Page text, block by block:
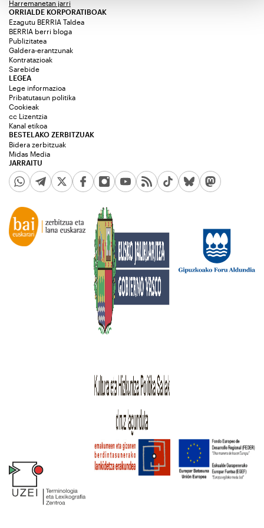
Harremanetan jarri
ORRIALDE KORPORATIBOAK
Ezagutu BERRIA Taldea
BERRIA berri bloga
Publizitatea
Galdera-erantzunak
Kontratazioak
Sarebide
JARRAITU
LEGEA
Lege informazioa
Pribatutasun politika
Cookieak
cc Lizentzia
Kanal etikoa
BESTELAKO ZERBITZUAK
Bidera zerbitzuak
Midas Media